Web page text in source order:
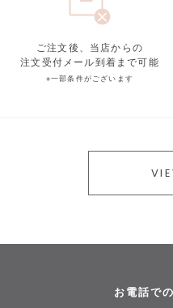
ご注文後、当店からの
注文受付メール到着まで可能
※一部条件がございます
お電話で